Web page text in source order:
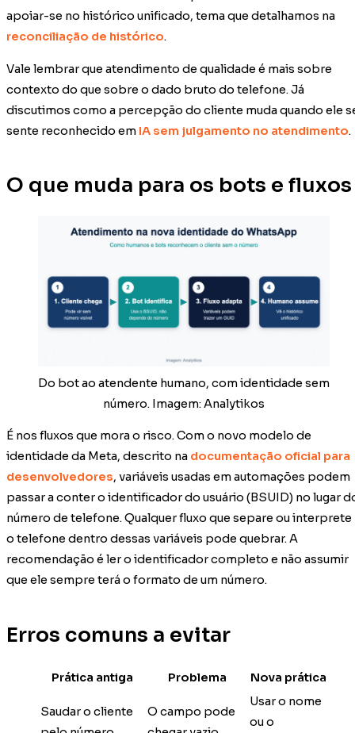
apoiar-se no histórico unificado, tema que detalhamos na
reconciliação de histórico.
Vale lembrar que atendimento de qualidade é mais sobre
contexto do que sobre o dado bruto do telefone. Já
discutimos como a percepção do cliente muda quando ele
sente reconhecido em IA sem julgamento no atendimento.
O que muda para os bots e fluxos
Do bot ao atendente humano, com identidade sem
número. Imagem: Analytikos
É nos fluxos que mora o risco. Com o novo modelo de
identidade da Meta, descrito na documentação oficial para
desenvolvedores, variáveis usadas em automações podem
passar a conter o identificador do usuário (BSUID) no lugar
número de telefone. Qualquer fluxo que separe ou interprete
o telefone dentro dessas variáveis pode quebrar. A
recomendação é ler o identificador completo e não assumir
que ele sempre terá o formato de um número.
Erros comuns a evitar
Prática antiga Problema Nova prática
Saudar o cliente
O campo pode
Usar o nome
ou o